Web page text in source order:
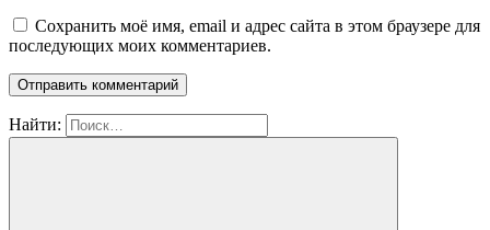
Сохранить моё имя, email и адрес сайта в этом браузере для
последующих моих комментариев.
Найти: